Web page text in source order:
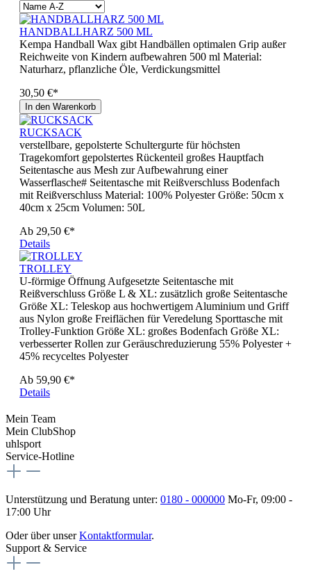
HANDBALLHARZ 500 ML
Kempa Handball Wax gibt Handbällen optimalen Grip außer
Reichweite von Kindern aufbewahren 500 ml Material:
Naturharz, pflanzliche Öle, Verdickungsmittel
30,50 €*
In den Warenkorb
RUCKSACK
verstellbare, gepolsterte Schultergurte für höchsten
Tragekomfort gepolstertes Rückenteil großes Hauptfach
Seitentasche aus Mesh zur Aufbewahrung einer
Wasserflasche# Seitentasche mit Reißverschluss Bodenfach
mit Reißverschluss Material: 100% Polyester Größe: 50cm x
40cm x 25cm Volumen: 50L
Ab 29,50 €*
Details
TROLLEY
U-förmige Öffnung Aufgesetzte Seitentasche mit
Reißverschluss Größe L & XL: zusätzlich große Seitentasche
Größe XL: Teleskop aus hochwertigem Aluminium und Griff
aus Nylon große Freiflächen für Veredelung Sporttasche mit
Trolley-Funktion Größe XL: großes Bodenfach Größe XL:
verbesserter Rollen zur Geräuschreduzierung 55% Polyester +
45% recyceltes Polyester
Ab 59,90 €*
Details
Mein Team
Mein ClubShop
uhlsport
Service-Hotline
Unterstützung und Beratung unter: 0180 - 000000 Mo-Fr, 09:00 -
17:00 Uhr
Oder über unserKontaktformular.
Support & Service